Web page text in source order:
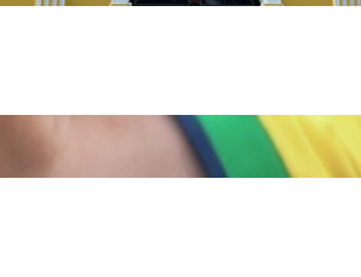
de jogo do Brasil, modos